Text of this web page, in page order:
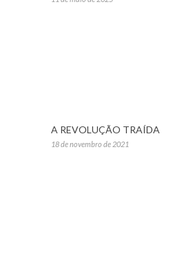
A REVOLUÇÃO TRAÍDA
18 de novembro de 2021